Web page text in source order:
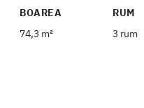
BOAREA
74,3 m²
RUM
3 rum